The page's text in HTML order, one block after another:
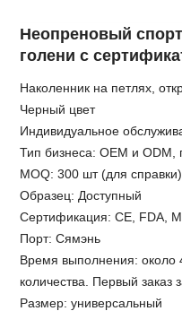
Неопреновый
голени с
Наколенник на петлях,
Черный цвет
Индивидуальное
Тип бизнеса: OEM и ODM,
MOQ: 300 шт (для справки)
Образец: Доступный
Сертификация: CE, FDA,
Порт: Сямэнь
Время выполнения: около
количества. Первый
Размер: универсальный